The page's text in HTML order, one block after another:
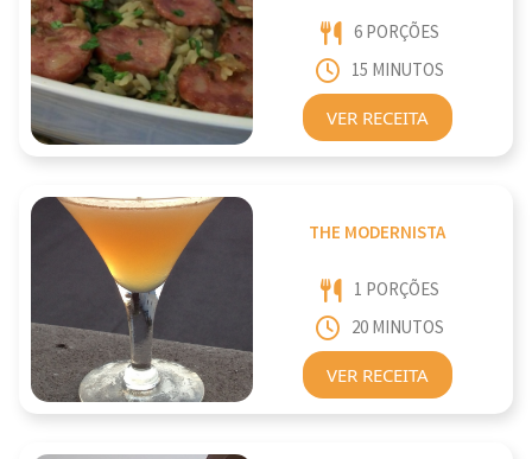
6 PORÇÕES
15 MINUTOS
VER RECEITA
THE MODERNISTA
1 PORÇÕES
20 MINUTOS
VER RECEITA